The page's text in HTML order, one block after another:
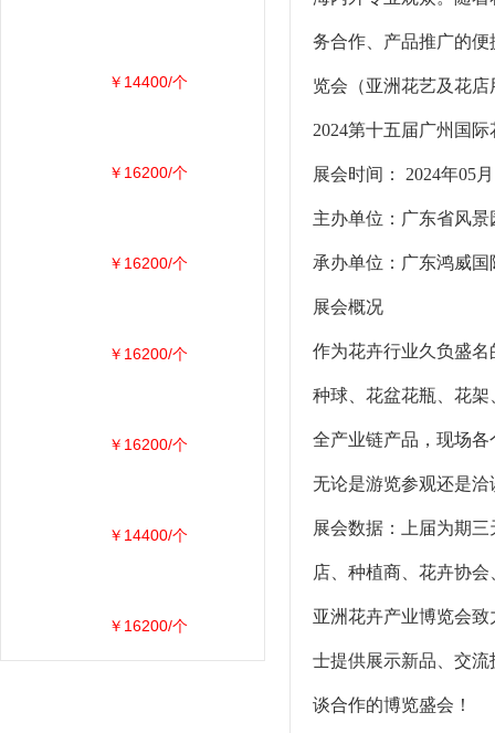
务合作、产品推广的
览会（亚洲花艺及花
2024第十五届广州国
展会时间： 2024年05
主办单位：广东省风
承办单位：广东鸿威
展会概况
作为花卉行业久负盛
种球、花盆花瓶、花
全产业链产品，现场
无论是游览参观还是
展会数据：上届为期
店、种植商、花卉协
亚洲花卉产业博览会
士提供展示新品、交
谈合作的博览盛会！
￥14400/个
￥16200/个
￥16200/个
￥16200/个
￥16200/个
￥14400/个
￥16200/个